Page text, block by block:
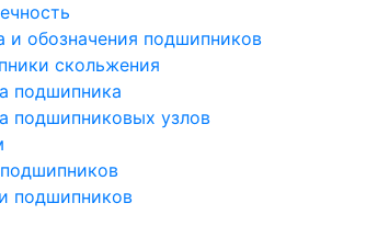
и обозначения подшипников
скольжения
подшипника
подшипниковых узлов
подшипников